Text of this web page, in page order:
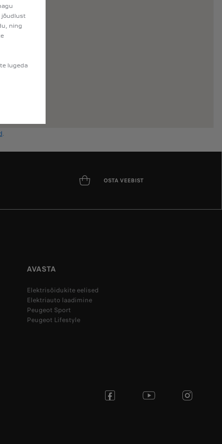
.
OSTA VEEBIST
AVASTA
Elektrisõidukite eelised
Elektriauto laadimine
Peugeot Sport
Peugeot Lifestyle
jõudlust
ning
lugeda